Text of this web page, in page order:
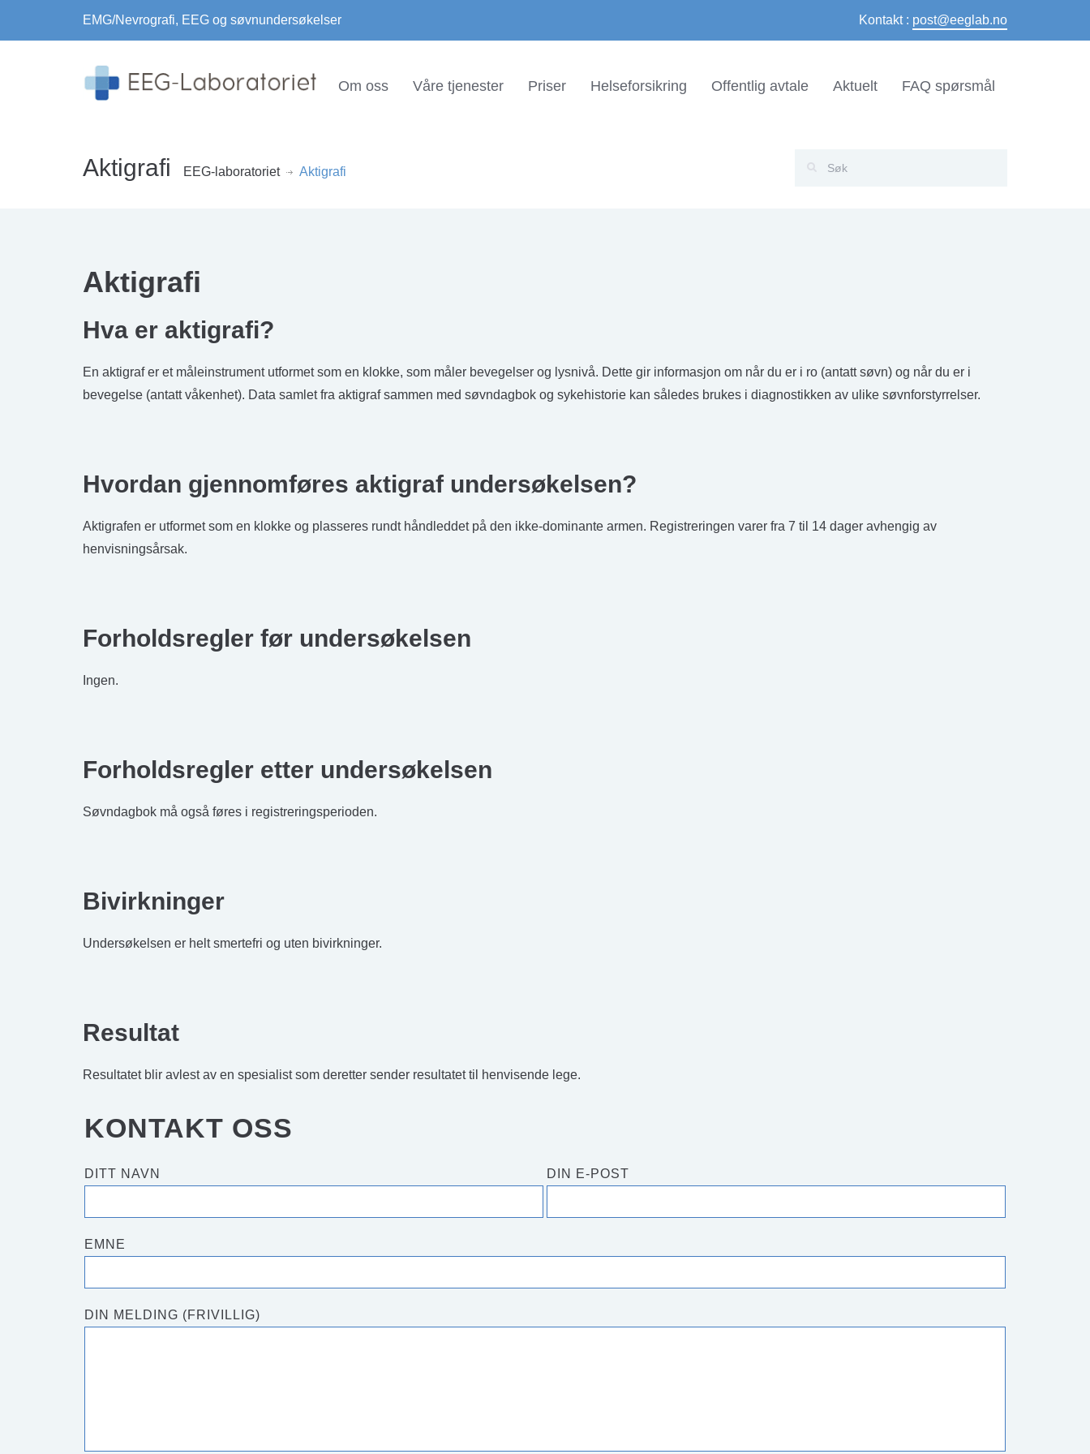
EMG/Nevrografi, EEG og søvnundersøkelser Kontakt : post@eeglab.no
Om oss Våre tjenester Priser Helseforsikring Offentlig avtale Aktuelt FAQ spørsmål
Aktigrafi EEG-laboratoriet Aktigrafi
Aktigrafi
Hva er aktigrafi?
En aktigraf er et måleinstrument utformet som en klokke, som måler bevegelser og lysnivå. Dette gir informasjon om når du er i ro (antatt søvn) og når du er i
bevegelse (antatt våkenhet). Data samlet fra aktigraf sammen med søvndagbok og sykehistorie kan således brukes i diagnostikken av ulike søvnforstyrrelser.
Hvordan gjennomføres aktigraf undersøkelsen?
Aktigrafen er utformet som en klokke og plasseres rundt håndleddet på den ikke-dominante armen. Registreringen varer fra 7 til 14 dager avhengig av
henvisningsårsak.
Forholdsregler før undersøkelsen
Ingen.
Forholdsregler etter undersøkelsen
Søvndagbok må også føres i registreringsperioden.
Bivirkninger
Undersøkelsen er helt smertefri og uten bivirkninger.
Resultat
Resultatet blir avlest av en spesialist som deretter sender resultatet til henvisende lege.
KONTAKT OSS
DITT NAVN DIN E-POST
EMNE
DIN MELDING (FRIVILLIG)